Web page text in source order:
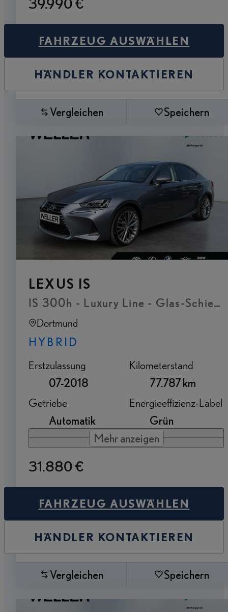
FAHRZEUG AUSWÄHLEN
HÄNDLER KONTAKTIEREN
Vergleichen Speichern
LEXUS IS
IS 300h - Luxury Line - Glas-
Dortmund
HYBRID
Erstzulassung
07-2018
Kilometerstand
77.787 km
Getriebe
Automatik
Energieeffizienz-Label
Grün
Mehr anzeigen
31.880 €
FAHRZEUG AUSWÄHLEN
HÄNDLER KONTAKTIEREN
Vergleichen Speichern